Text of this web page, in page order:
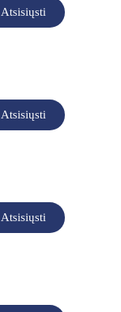
Atsisiųsti
Atsisiųsti
Atsisiųsti